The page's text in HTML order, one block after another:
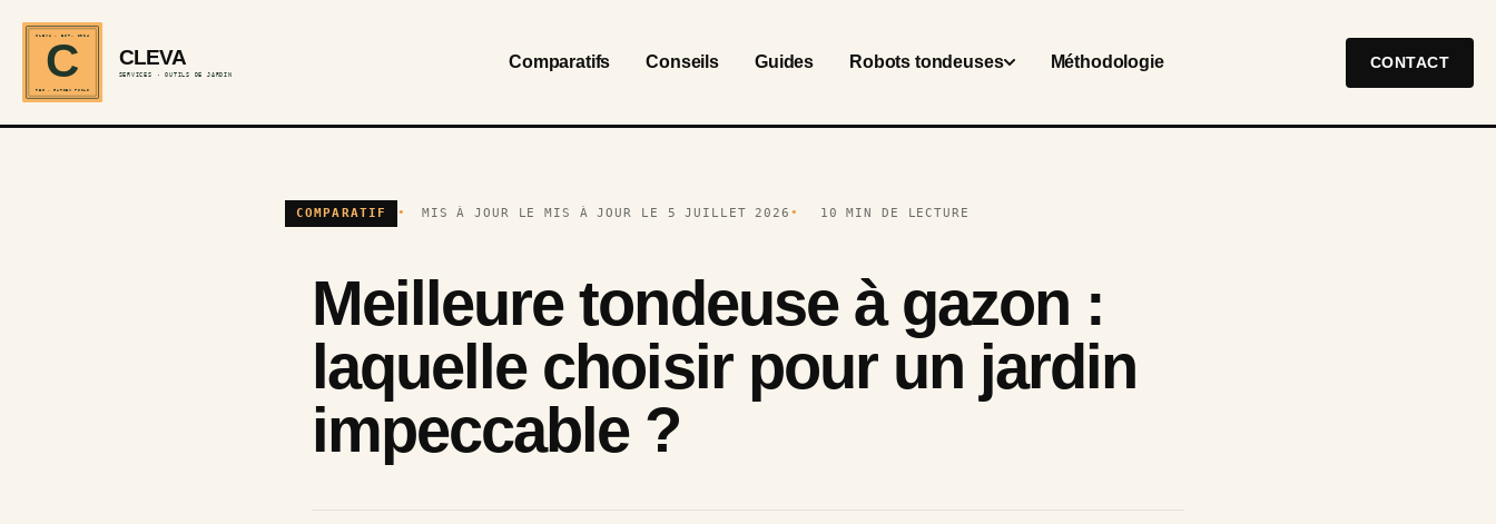
C
CLEVA · EST. 2024
REF · GARDEN TOOLS
CLEVA
SERVICES · OUTILS DE JARDIN
Comparatifs Conseils Guides Robots tondeuses Méthodologie CONTACT
COMPARATIF MIS À JOUR LE MIS À JOUR LE 5 JUILLET 2026 10 MIN DE LECTURE
Meilleure tondeuse à gazon :
laquelle choisir pour un jardin
impeccable ?